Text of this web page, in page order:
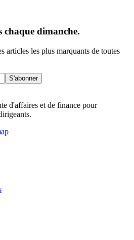
chaque dimanche.
articles les plus marquants de toutes
S'abonner
d'affaires et de finance pour